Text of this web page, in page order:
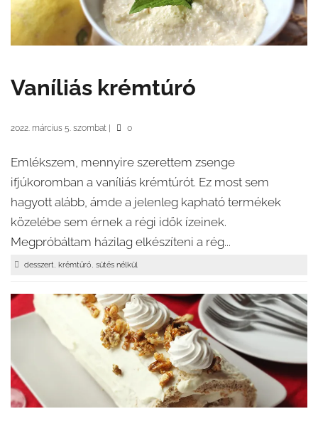
Vaníliás krémtúró
2022. március 5. szombat 0
Emlékszem, mennyire szerettem zsenge
ifjúkoromban a vaníliás krémtúrót. Ez most sem
hagyott alább, ámde a jelenleg kapható termékek
közelébe sem érnek a régi idők ízeinek.
Megpróbáltam házilag elkészíteni a rég...
desszert, krémtúró, sütés nélkül